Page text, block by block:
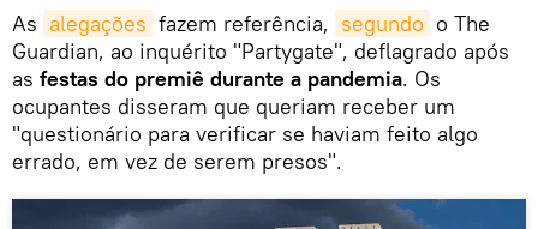
As alegações fazem referência, segundo o The
Guardian, ao inquérito "Partygate", deflagrado após
as festas do premiê durante a pandemia. Os
ocupantes disseram que queriam receber um
"questionário para verificar se haviam feito algo
errado, em vez de serem presos".